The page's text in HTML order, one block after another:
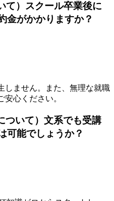
て）スクール卒業後に
金がかかりますか？
しません。また、無理な就職
心ください。
ついて）文系でも受講
可能でしょうか？